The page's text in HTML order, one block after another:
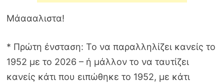
Μάαααλιστα!
* Πρώτη ένσταση: Το να παραλληλίζει κανείς το
1952 με το 2026 – ή μάλλον το να ταυτίζει
κανείς κάτι που ειπώθηκε το 1952, με κάτι